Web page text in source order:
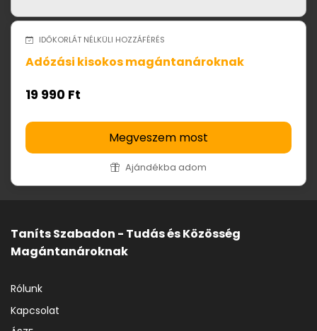
IDŐKORLÁT NÉLKÜLI HOZZÁFÉRÉS
Adózási kisokos magántanároknak
19 990 Ft
Megveszem most
Ajándékba adom
Taníts Szabadon - Tudás és Közösség
Magántanároknak
Rólunk
Kapcsolat